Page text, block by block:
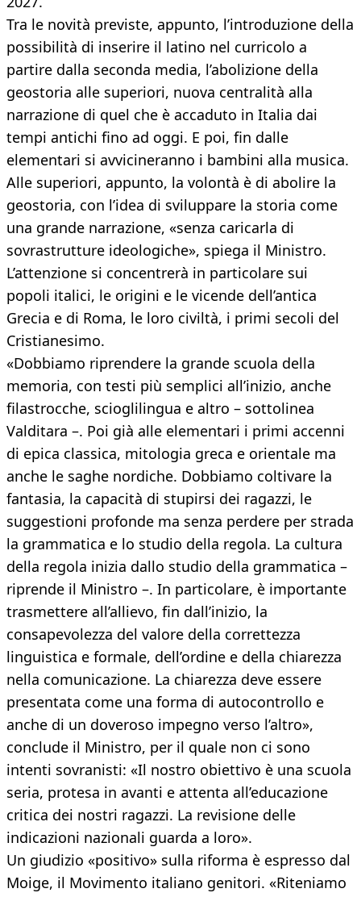
Tra le novità previste, appunto, l’introduzione della
possibilità di inserire il latino nel curricolo a
partire dalla seconda media, l’abolizione della
geostoria alle superiori, nuova centralità alla
narrazione di quel che è accaduto in Italia dai
tempi antichi fino ad oggi. E poi, fin dalle
elementari si avvicineranno i bambini alla musica.
Alle superiori, appunto, la volontà è di abolire la
geostoria, con l’idea di sviluppare la storia come
una grande narrazione, «senza caricarla di
sovrastrutture ideologiche», spiega il Ministro.
L’attenzione si concentrerà in particolare sui
popoli italici, le origini e le vicende dell’antica
Grecia e di Roma, le loro civiltà, i primi secoli del
Cristianesimo.
«Dobbiamo riprendere la grande scuola della
memoria, con testi più semplici all’inizio, anche
filastrocche, scioglilingua e altro – sottolinea
Valditara –. Poi già alle elementari i primi accenni
di epica classica, mitologia greca e orientale ma
anche le saghe nordiche. Dobbiamo coltivare la
fantasia, la capacità di stupirsi dei ragazzi, le
suggestioni profonde ma senza perdere per strada
la grammatica e lo studio della regola. La cultura
della regola inizia dallo studio della grammatica –
riprende il Ministro –. In particolare, è importante
trasmettere all’allievo, fin dall’inizio, la
consapevolezza del valore della correttezza
linguistica e formale, dell’ordine e della chiarezza
nella comunicazione. La chiarezza deve essere
presentata come una forma di autocontrollo e
anche di un doveroso impegno verso l’altro»,
conclude il Ministro, per il quale non ci sono
intenti sovranisti: «Il nostro obiettivo è una scuola
seria, protesa in avanti e attenta all’educazione
critica dei nostri ragazzi. La revisione delle
indicazioni nazionali guarda a loro».
Un giudizio «positivo» sulla riforma è espresso dal
Moige, il Movimento italiano genitori. «Riteniamo